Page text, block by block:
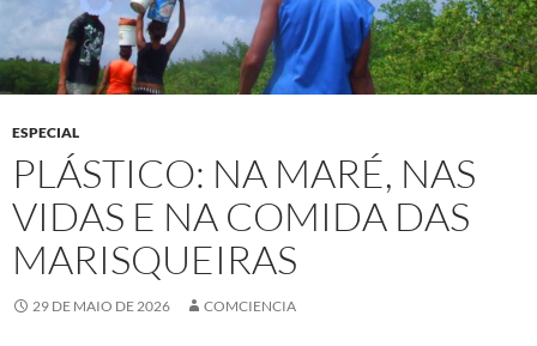
ESPECIAL
PLÁSTICO: NA MARÉ, NAS
VIDAS E NA COMIDA DAS
MARISQUEIRAS
29 DE MAIO DE 2026 COMCIENCIA